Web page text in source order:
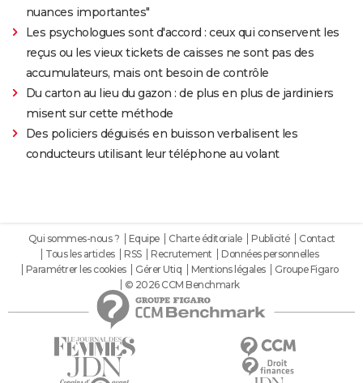
nuances importantes"
Les psychologues sont d'accord : ceux qui conservent les
reçus ou les vieux tickets de caisses ne sont pas des
accumulateurs, mais ont besoin de contrôle
Du carton au lieu du gazon : de plus en plus de jardiniers
misent sur cette méthode
Des policiers déguisés en buisson verbalisent les
conducteurs utilisant leur téléphone au volant
Qui sommes-nous ? Equipe Charte éditoriale Publicité
Contact
Tous les articles
RSS Recrutement
Données personnelles
Paramétrer les cookies
Gérer Utiq Mentions légales
Groupe Figaro
© 2026 CCM Benchmark